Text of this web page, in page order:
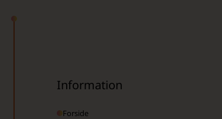
Information
Forside